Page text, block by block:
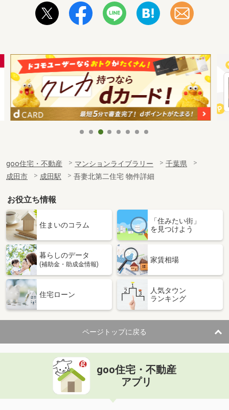
goo住宅・不動産 マンションライブラリー
千葉県
成田市
成田駅 吾妻北第二住宅 物件詳細
お役立ち情報
住まいのコラム
「住みたい街」
を見つけよう
暮らしのデータ
(補助金・助成金情報)
家賃相場
住宅ローン
人気タウン
ランキング
ページトップに戻る
goo住宅・不動産
アプリ